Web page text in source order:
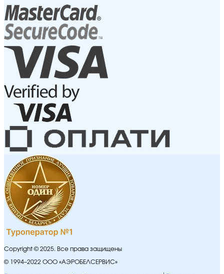
Copyright © 2025. Все права защищены
© 1994–2022 ООО «АЭРОБЕЛСЕРВИС»